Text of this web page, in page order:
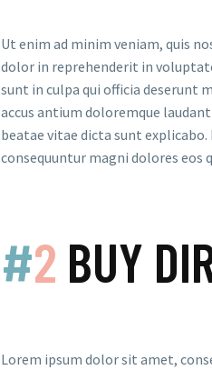
Ut enim ad minim veniam, quis
dolor in reprehenderit in
sunt in culpa qui officia deserunt
accus antium doloremque
beatae vitae dicta sunt
consequuntur magni dolores eos
#2 BUY
Lorem ipsum dolor sit amet,